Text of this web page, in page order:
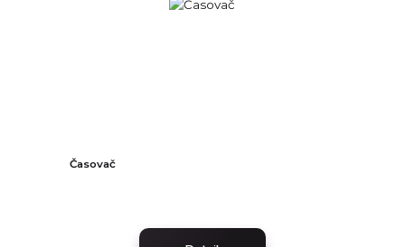
Časovač